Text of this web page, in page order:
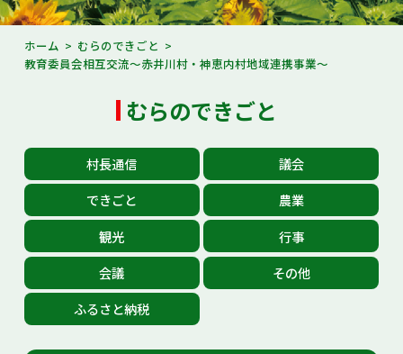
くらしの情報
村長室
観光・イベント情報
あかいがわ広報
お問い合せ
Select Language▼
ホーム
むらのできごと
教育委員会相互交流～赤井川村・神恵内村地域連携事業～
むらのできごと
村長通信
議会
できごと
農業
観光
行事
会議
その他
ふるさと納税